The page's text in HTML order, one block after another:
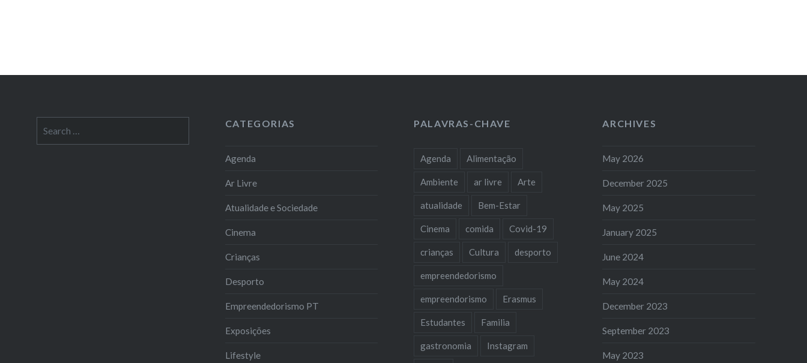
for:
CATEGORIAS
Agenda
Ar Livre
Atualidade e Sociedade
Cinema
Crianças
Desporto
Empreendedorismo PT
Exposições
Lifestyle
PALAVRAS-CHAVE
Agenda Alimentação
Ambiente ar livre Arte
atualidade Bem-Estar
Cinema comida Covid-19
crianças Cultura desporto
empreendedorismo
empreendorismo Erasmus
Estudantes Familia
gastronomia Instagram
ARCHIVES
May 2026
December 2025
May 2025
January 2025
June 2024
May 2024
December 2023
September 2023
May 2023